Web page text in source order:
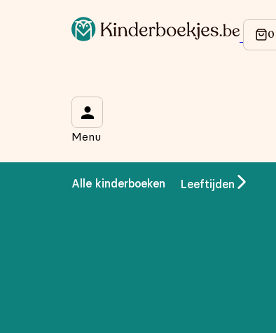
Menu
Alle kinderboeken Leeftijden
Op de hoogte blijven van onze acties?
Wat is je voornaam?